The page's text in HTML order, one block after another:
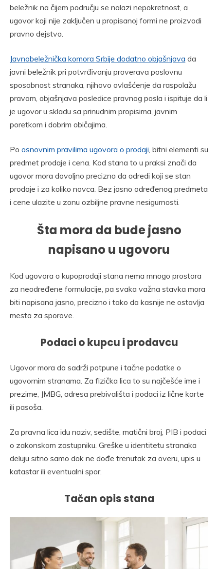
beležnik na čijem području se nalazi nepokretnost, a
ugovor koji nije zaključen u propisanoj formi ne proizvodi
pravno dejstvo.
Javnobeležnička komora Srbije dodatno objašnjava da
javni beležnik pri potvrđivanju proverava poslovnu
sposobnost stranaka, njihovo ovlašćenje da raspolažu
pravom, objašnjava posledice pravnog posla i ispituje da li
je ugovor u skladu sa prinudnim propisima, javnim
poretkom i dobrim običajima.
Po osnovnim pravilima ugovora o prodaji, bitni elementi su
predmet prodaje i cena. Kod stana to u praksi znači da
ugovor mora dovoljno precizno da odredi koji se stan
prodaje i za koliko novca. Bez jasno određenog predmeta
i cene ulazite u zonu ozbiljne pravne nesigurnosti.
Šta mora da bude jasno
napisano u ugovoru
Kod ugovora o kupoprodaji stana nema mnogo prostora
za neodređene formulacije, pa svaka važna stavka mora
biti napisana jasno, precizno i tako da kasnije ne ostavlja
mesta za sporove.
Podaci o kupcu i prodavcu
Ugovor mora da sadrži potpune i tačne podatke o
ugovornim stranama. Za fizička lica to su najčešće ime i
prezime, JMBG, adresa prebivališta i podaci iz lične karte
ili pasoša.
Za pravna lica idu naziv, sedište, matični broj, PIB i podaci
o zakonskom zastupniku. Greške u identitetu stranaka
deluju sitno samo dok ne dođe trenutak za overu, upis u
katastar ili eventualni spor.
Tačan opis stana